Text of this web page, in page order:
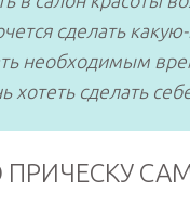
сделать
необходимым
сделать
ПРИЧЕСКУ